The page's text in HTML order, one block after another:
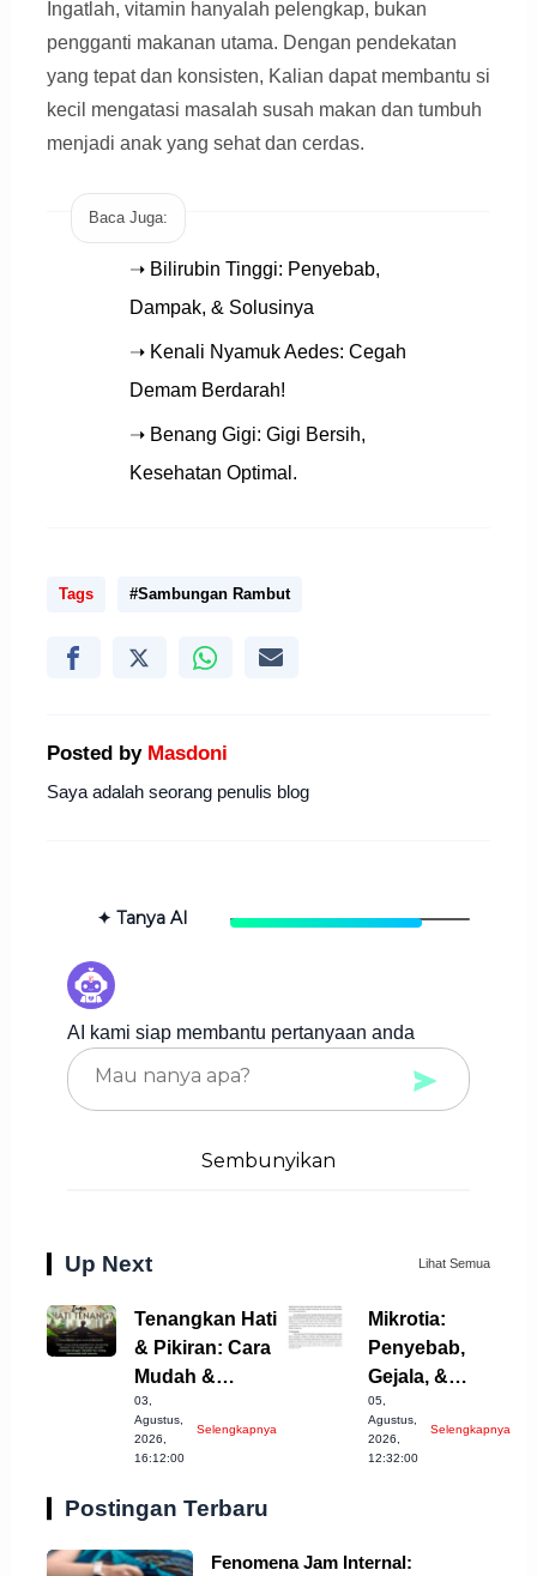
Ingatlah, vitamin hanyalah pelengkap, bukan
pengganti makanan utama. Dengan pendekatan
yang tepat dan konsisten, Kalian dapat membantu si
kecil mengatasi masalah susah makan dan tumbuh
menjadi anak yang sehat dan cerdas.
Baca Juga:
➝ Bilirubin Tinggi: Penyebab,
Dampak, & Solusinya
➝ Kenali Nyamuk Aedes: Cegah
Demam Berdarah!
➝ Benang Gigi: Gigi Bersih,
Kesehatan Optimal.
Tags #Sambungan Rambut
Posted by Masdoni
Saya adalah seorang penulis blog
✦ Tanya AI
AI kami siap membantu pertanyaan anda
Sembunyikan
Up Next Lihat Semua
Tenangkan Hati
& Pikiran: Cara
Mudah &
Efektif
03,
Agustus,
2026,
16:12:00
Selengkapnya
Mikrotia:
Penyebab,
Gejala, &
Penanganan
Efektif
05,
Agustus,
2026,
12:32:00
Selengkapnya
Postingan Terbaru
Fenomena Jam Internal: